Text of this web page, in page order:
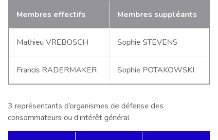
Membres effectifs Membres suppléants
Mathieu VREBOSCH Sophie STEVENS
Francis RADERMAKER Sophie POTAKOWSKI
3 représentants d’organismes de défense des
consommateurs ou d’intérêt général